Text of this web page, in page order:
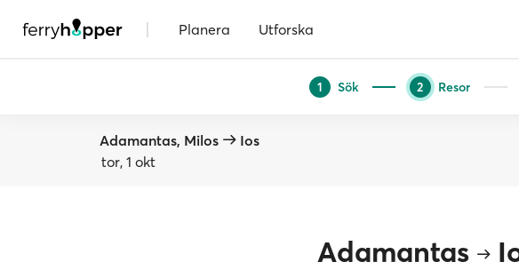
| Planera Utforska
1 Sök 2 Resor
Adamantas, Milos
Ios
tor, 1 okt
Adamantas